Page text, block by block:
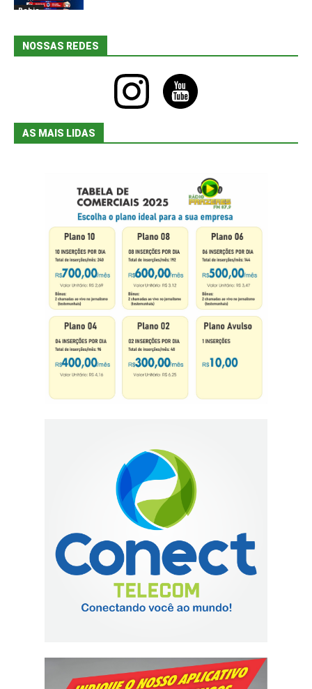
Bahia
NOSSAS REDES
instagram youtube
AS MAIS LIDAS